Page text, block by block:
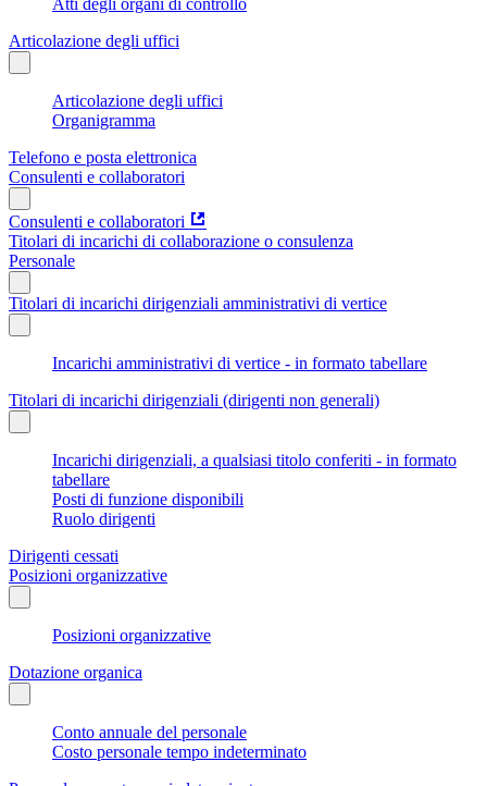
Articolazione degli uffici
Articolazione degli uffici
Organigramma
Telefono e posta elettronica
Consulenti e collaboratori
Consulenti e collaboratori
Titolari di incarichi di collaborazione o consulenza
Personale
Titolari di incarichi dirigenziali amministrativi di vertice
Incarichi amministrativi di vertice - in formato tabellare
Titolari di incarichi dirigenziali (dirigenti non generali)
Incarichi dirigenziali, a qualsiasi titolo conferiti - in formato
tabellare
Posti di funzione disponibili
Ruolo dirigenti
Dirigenti cessati
Posizioni organizzative
Posizioni organizzative
Dotazione organica
Conto annuale del personale
Costo personale tempo indeterminato